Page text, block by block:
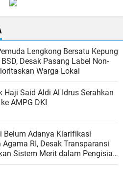
Lengkong Bersatu Kepung
Desak Pasang Label Non-
Warga Lokal
Haji Said Aldi Al Idrus Serahkan
AMPG DKI
Belum Adanya Klarifikasi
Agama RI, Desak Transparansi
Sistem Merit dalam Pengisian